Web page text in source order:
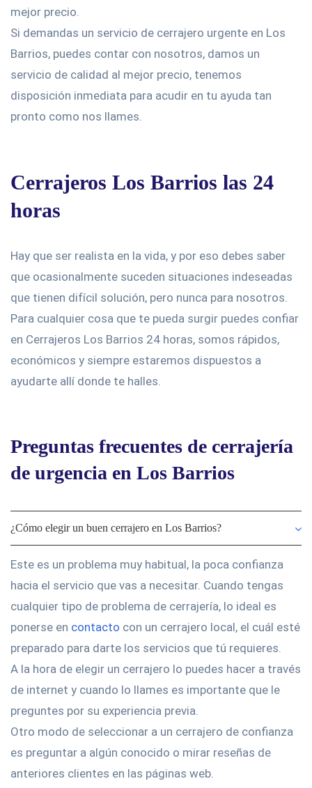
mejor precio.
Si demandas un servicio de cerrajero urgente en Los
Barrios, puedes contar con nosotros, damos un
servicio de calidad al mejor precio, tenemos
disposición inmediata para acudir en tu ayuda tan
pronto como nos llames.
Cerrajeros Los Barrios las 24
horas
Hay que ser realista en la vida, y por eso debes saber
que ocasionalmente suceden situaciones indeseadas
que tienen difícil solución, pero nunca para nosotros.
Para cualquier cosa que te pueda surgir puedes confiar
en Cerrajeros Los Barrios 24 horas, somos rápidos,
económicos y siempre estaremos dispuestos a
ayudarte allí donde te halles.
Preguntas frecuentes de cerrajería
de urgencia en Los Barrios
¿Cómo elegir un buen cerrajero en Los Barrios?
Este es un problema muy habitual, la poca confianza
hacia el servicio que vas a necesitar. Cuando tengas
cualquier tipo de problema de cerrajería, lo ideal es
ponerse en contacto con un cerrajero local, el cuál esté
preparado para darte los servicios que tú requieres.
A la hora de elegir un cerrajero lo puedes hacer a través
de internet y cuando lo llames es importante que le
preguntes por su experiencia previa.
Otro modo de seleccionar a un cerrajero de confianza
es preguntar a algún conocido o mirar reseñas de
anteriores clientes en las páginas web.